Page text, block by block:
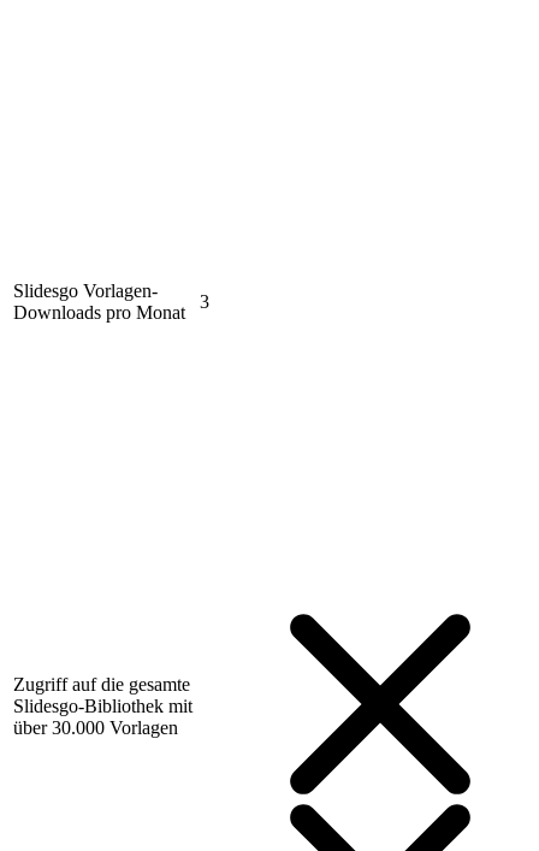
Slidesgo Vorlagen-
Downloads pro Monat
3
Zugriff auf die gesamte
Slidesgo-Bibliothek mit
über 30.000 Vorlagen